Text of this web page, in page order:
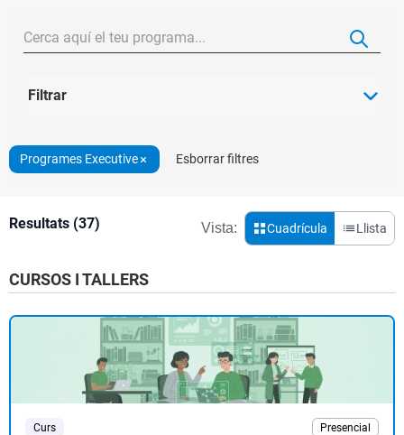
Filtrar
Programes Executive Esborrar filtres
Resultats (37) Vista: Cuadrícula Llista
CURSOS I TALLERS
Curs Presencial